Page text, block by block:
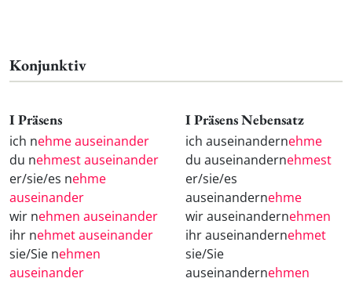
Konjunktiv
I Präsens
ich nehme auseinander
du nehmest auseinander
er/sie/es nehme
auseinander
wir nehmen auseinander
ihr nehmet auseinander
sie/Sie nehmen
auseinander
I Präsens Nebensatz
ich auseinandernehme
du auseinandernehmest
er/sie/es
auseinandernehme
wir auseinandernehmen
ihr auseinandernehmet
sie/Sie
auseinandernehmen